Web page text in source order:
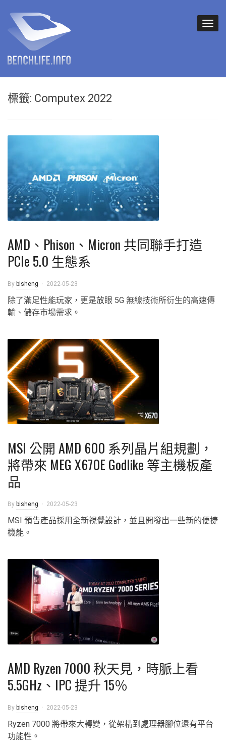
標籤: Computex 2022
AMD、Phison、Micron 共同聯手打造
PCIe 5.0 生態系
By bisheng 2022-05-23
除了滿足性能玩家，更是放眼 5G 無線技術所衍生的高速傳
輸、儲存市場需求。
MSI 公開 AMD 600 系列晶片組規劃，
將帶來 MEG X670E Godlike 等主機板產
品
By bisheng 2022-05-23
MSI 預告產品採用全新視覺設計，並且開發出一些新的便捷
機能。
AMD Ryzen 7000 秋天見，時脈上看
5.5GHz、IPC 提升 15％
By bisheng 2022-05-23
Ryzen 7000 將帶來大轉變，從架構到處理器腳位還有平台
功能性。